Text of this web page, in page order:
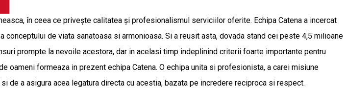
în ceea ce priveşte calitatea şi profesionalismul serviciilor oferite. Echipa Catena a incercat
de viata sanatoasa si armonioasa. Si a reusit asta, dovada stand cei peste 4,5 milioane
prompte la nevoile acestora, dar in acelasi timp indeplinind criterii foarte importante pentru
oameni formeaza in prezent echipa Catena. O echipa unita si profesionista, a carei misiune
de a asigura acea legatura directa cu acestia, bazata pe incredere reciproca si respect.